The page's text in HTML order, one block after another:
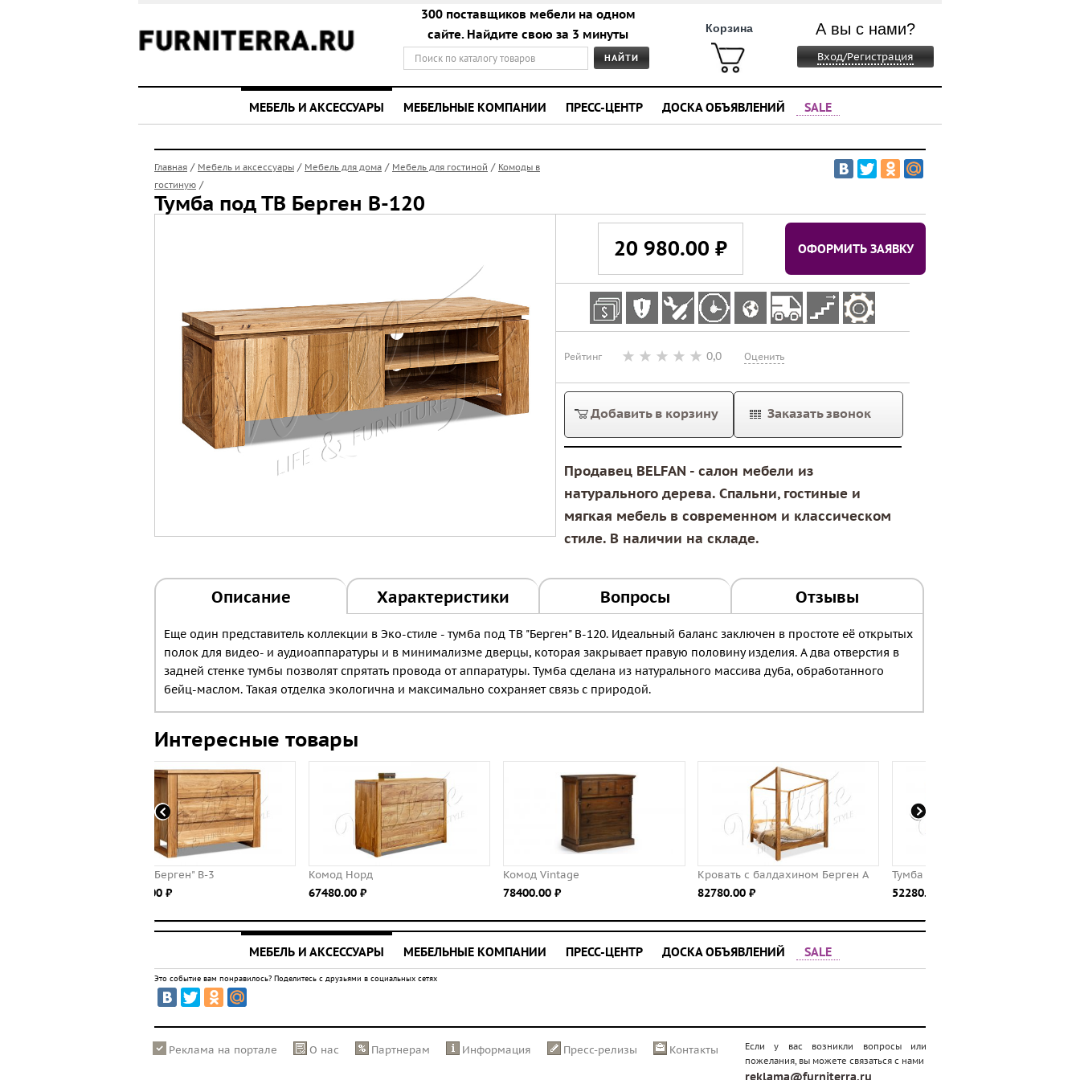
300 поставщиков мебели на одном
сайте. Найдите свою за 3 минуты
Корзина А вы с нами?
Вход/Регистрация
МЕБЕЛЬ И АКСЕССУАРЫ МЕБЕЛЬНЫЕ КОМПАНИИ ПРЕСС-ЦЕНТР ДОСКА ОБЪЯВЛЕНИЙ SALE
Главная / Мебель и аксессуары / Мебель для дома / Мебель для гостиной / Комоды в
гостиную /
Тумба под ТВ Берген В-120
20 980.00 ⃏
ОФОРМИТЬ ЗАЯВКУ
Рейтинг 0,0 Оценить
Добавить в корзину Заказать звонок
Продавец BELFAN - салон мебели из
натурального дерева. Спальни, гостиные и
мягкая мебель в современном и классическом
стиле. В наличии на складе.
Описание Характеристики Вопросы Отзывы
Еще один представитель коллекции в Эко-стиле - тумба под ТВ "Берген" В-120. Идеальный баланс заключен в простоте её открытых
полок для видео- и аудиоаппаратуры и в минимализме дверцы, которая закрывает правую половину изделия. А два отверстия в
задней стенке тумбы позволят спрятать провода от аппаратуры. Тумба сделана из натурального массива дуба, обработанного
бейц-маслом. Такая отделка экологична и максимально сохраняет связь с природой.
Интересные товары
Комод Норд
67480.00 ⃏
Комод Vintage
78400.00 ⃏
Кровать с балдахином Берген А
82780.00 ⃏
Тумба Берген В-43
52280.00 ⃏
МЕБЕЛЬ И АКСЕССУАРЫ МЕБЕЛЬНЫЕ КОМПАНИИ ПРЕСС-ЦЕНТР ДОСКА ОБЪЯВЛЕНИЙ SALE
Это событие вам понравилось? Поделитесь с друзьями в социальных сетях
Реклама на портале О нас Партнерам Информация Пресс-релизы Контакты
Если у вас возникли вопросы или
пожелания, вы можете связаться с нами
reklama@furniterra.ru